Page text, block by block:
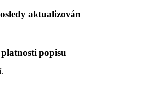
aktualizován
popisu